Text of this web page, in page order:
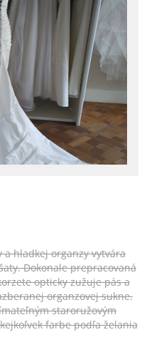
a hladkej organzy vytvára
Dokonale prepracovaná
opticky zužuje pás a
organzovej sukne.
staroružovým
farbe podľa želania